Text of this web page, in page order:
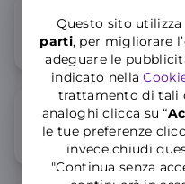
Questo sito
parti, per migliorare
adeguare le
indicato nella
trattamento di tali
analoghi clicca su “
le tue preferenze
invece chiudi
"Continua senza
Come
WINDTRE?
Dove posso
WINDTRE in